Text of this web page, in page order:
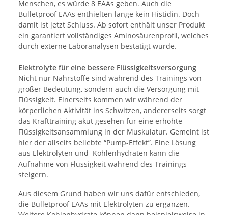
Menschen, es würde 8 EAAs geben. Auch die
Bulletproof EAAs enthielten lange kein Histidin. Doch
damit ist jetzt Schluss. Ab sofort enthält unser Produkt
ein garantiert vollständiges Aminosäurenprofil, welches
durch externe Laboranalysen bestätigt wurde.
Elektrolyte für eine bessere Flüssigkeitsversorgung
Nicht nur Nährstoffe sind während des Trainings von
großer Bedeutung, sondern auch die Versorgung mit
Flüssigkeit. Einerseits kommen wir während der
körperlichen Aktivität ins Schwitzen, andererseits sorgt
das Krafttraining akut gesehen für eine erhöhte
Flüssigkeitsansammlung in der Muskulatur. Gemeint ist
hier der allseits beliebte “Pump-Effekt”. Eine Lösung
aus Elektrolyten und Kohlenhydraten kann die
Aufnahme von Flüssigkeit während des Trainings
steigern.
Aus diesem Grund haben wir uns dafür entschieden,
die Bulletproof EAAs mit Elektrolyten zu ergänzen.